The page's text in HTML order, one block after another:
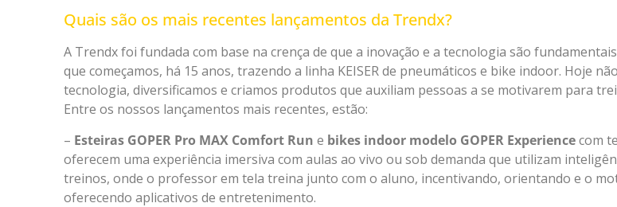
Quais são os mais recentes lançamentos da Trendx?
A Trendx foi fundada com base na crença de que a inovação e a tecnologia são
que começamos, há 15 anos, trazendo a linha KEISER de pneumáticos e bike indoor. Hoje
tecnologia, diversificamos e criamos produtos que auxiliam pessoas a se motivarem para
Entre os nossos lançamentos mais recentes, estão:
– Esteiras GOPER Pro MAX Comfort Run e bikes indoor modelo GOPER Experiencecom
oferecem uma experiência imersiva com aulas ao vivo ou sob demanda que utilizam
treinos, onde o professor em tela treina junto com o aluno, incentivando, orientando e o
oferecendo aplicativos de entretenimento.